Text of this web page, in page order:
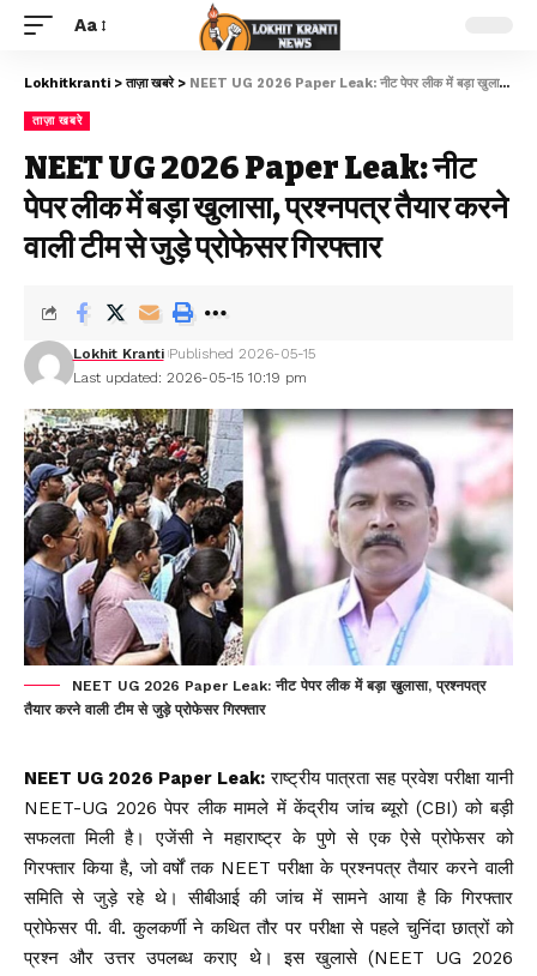
Aa
Lokhitkranti >ताज़ा खबरे> NEET UG 2026 Paper Leak: नीट पेपर लीक में बड़ा खुलासा, प्रश्नपत्र तैयार करने वाली टीम से जुड़े प्रोफेसर गिरफ्तार
ताज़ा खबरे
NEET UG 2026 Paper Leak: नीट
पेपर लीक में बड़ा खुलासा, प्रश्नपत्र तैयार करने
वाली टीम से जुड़े प्रोफेसर गिरफ्तार
Last updated: 2026-05-15 10:19 pm
Lokhit Kranti Published 2026-05-15
NEET UG 2026 Paper Leak: नीट पेपर लीक में बड़ा खुलासा, प्रश्नपत्र
तैयार करने वाली टीम से जुड़े प्रोफेसर गिरफ्तार
NEET UG 2026 Paper Leak: राष्ट्रीय पात्रता सह प्रवेश परीक्षा यानी
NEET-UG 2026 पेपर लीक मामले में केंद्रीय जांच ब्यूरो (CBI) को बड़ी
सफलता मिली है। एजेंसी ने महाराष्ट्र के पुणे से एक ऐसे प्रोफेसर को
गिरफ्तार किया है, जो वर्षों तक NEET परीक्षा के प्रश्नपत्र तैयार करने वाली
समिति से जुड़े रहे थे। सीबीआई की जांच में सामने आया है कि गिरफ्तार
प्रोफेसर पी. वी. कुलकर्णी ने कथित तौर पर परीक्षा से पहले चुनिंदा छात्रों को
प्रश्न और उत्तर उपलब्ध कराए थे। इस खुलासे (NEET UG 2026